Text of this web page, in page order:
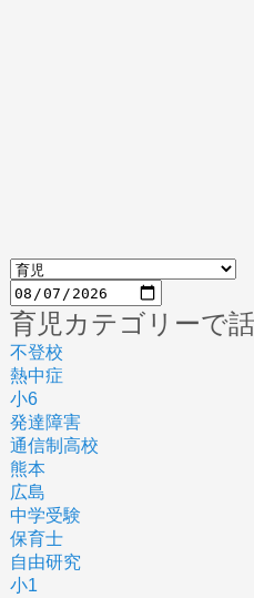
育児カテゴリーで
不登校
熱中症
小6
発達障害
通信制高校
熊本
広島
中学受験
保育士
自由研究
小1